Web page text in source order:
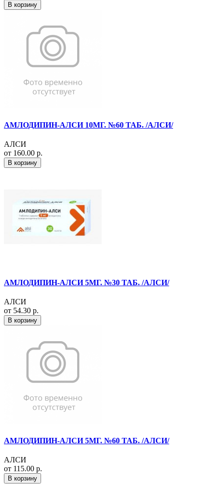
В корзину
АМЛОДИПИН-АЛСИ 10МГ. №60 ТАБ. /АЛСИ/
АЛСИ
от 160.00 р.
В корзину
АМЛОДИПИН-АЛСИ 5МГ. №30 ТАБ. /АЛСИ/
АЛСИ
от 54.30 р.
В корзину
АМЛОДИПИН-АЛСИ 5МГ. №60 ТАБ. /АЛСИ/
АЛСИ
от 115.00 р.
В корзину